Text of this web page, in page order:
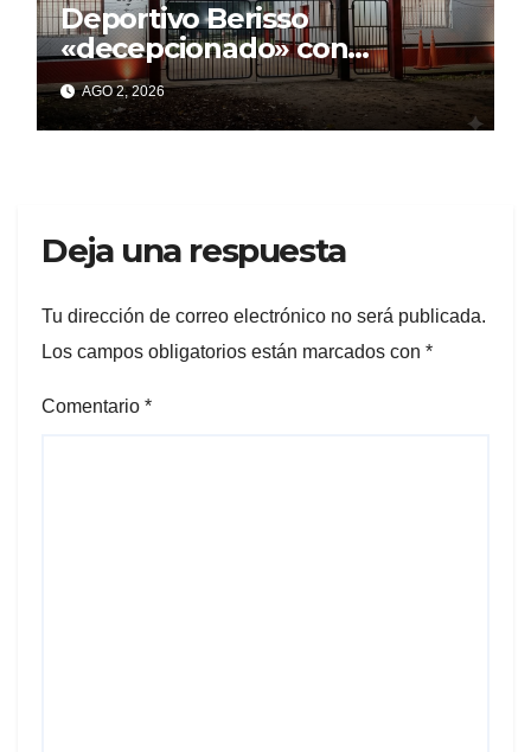
Deportivo Berisso
«decepcionado» con
Cagliardi y sus promesas
incumplidas
AGO 2, 2026
Deja una respuesta
Tu dirección de correo electrónico no será publicada.
Los campos obligatorios están marcados con *
Comentario *